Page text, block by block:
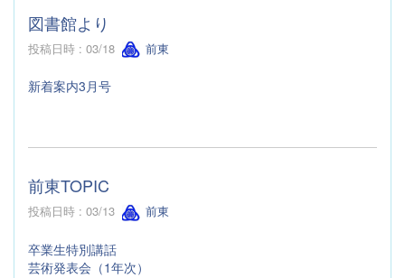
図書館より
投稿日時 : 03/18 前東
新着案内3月号
前東TOPIC
投稿日時 : 03/13 前東
卒業生特別講話
芸術発表会（1年次）